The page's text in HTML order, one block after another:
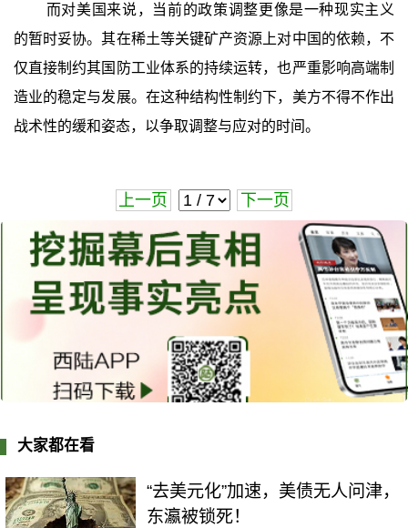
而对美国来说，当前的政策调整更像是一种现实主义
的暂时妥协。其在稀土等关键矿产资源上对中国的依赖，不
仅直接制约其国防工业体系的持续运转，也严重影响高端制
造业的稳定与发展。在这种结构性制约下，美方不得不作出
战术性的缓和姿态，以争取调整与应对的时间。
上一页 下一页
大家都在看
“去美元化”加速，美债无人问津，
东瀛被锁死！